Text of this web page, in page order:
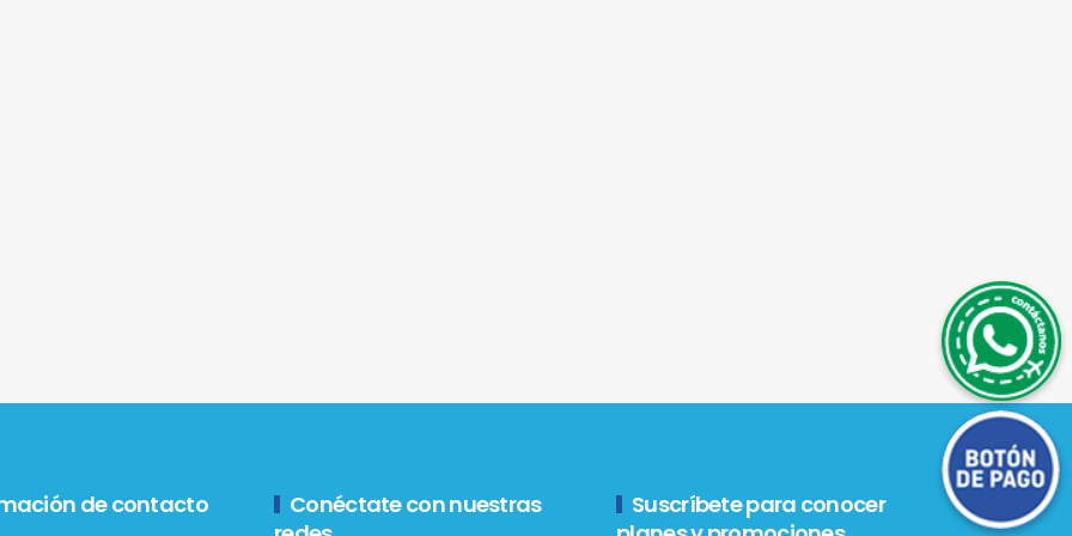
de contacto
Conéctate con nuestras
Suscríbete para conocer
WhatsApp
Botón de Pago